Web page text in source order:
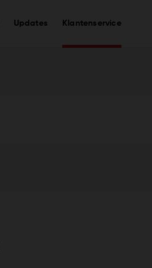
Updates Klantenservice